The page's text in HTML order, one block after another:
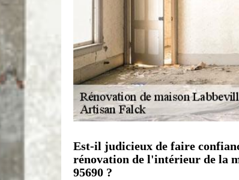
Est-il judicieux de faire
rénovation de l'intérieur de la
95690 ?